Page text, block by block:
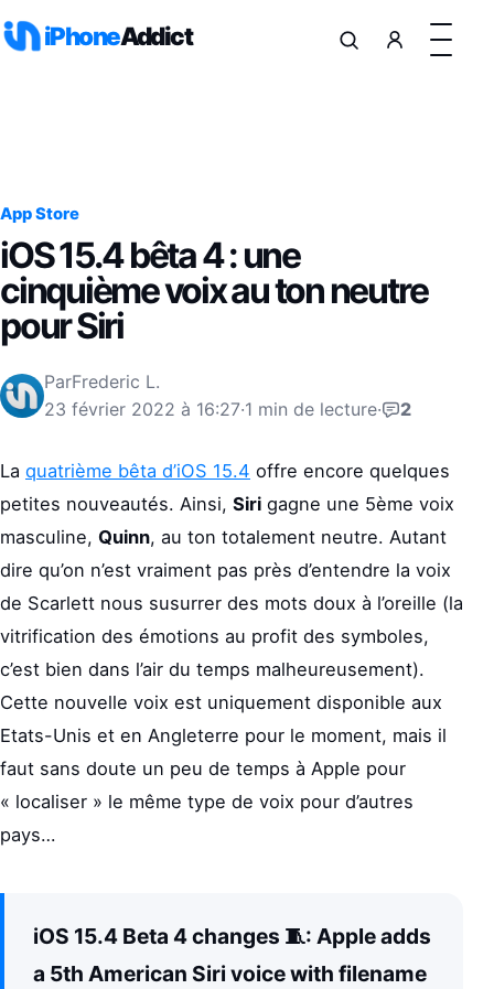
iPhoneAddict
App Store
iOS 15.4 bêta 4 : une
cinquième voix au ton neutre
pour Siri
ParFrederic L.
23 février 2022 à 16:27·1 min de lecture· 2
La quatrième bêta d’iOS 15.4 offre encore quelques
petites nouveautés. Ainsi, Siri gagne une 5ème voix
masculine, Quinn, au ton totalement neutre. Autant
dire qu’on n’est vraiment pas près d’entendre la voix
de Scarlett nous susurrer des mots doux à l’oreille (la
vitrification des émotions au profit des symboles,
c’est bien dans l’air du temps malheureusement).
Cette nouvelle voix est uniquement disponible aux
Etats-Unis et en Angleterre pour le moment, mais il
faut sans doute un peu de temps à Apple pour
« localiser » le même type de voix pour d’autres
pays…
iOS 15.4 Beta 4 changes 🧵: Apple adds
a 5th American Siri voice with filename